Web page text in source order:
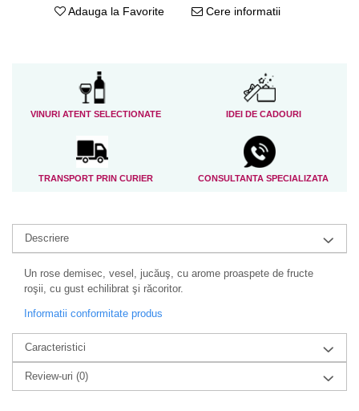
Adauga la Favorite Cere informatii
VINURI ATENT SELECTIONATE IDEI DE CADOURI
TRANSPORT PRIN CURIER CONSULTANTA SPECIALIZATA
Descriere
Un rose demisec, vesel, jucăuş, cu arome proaspete de fructe
roşii, cu gust echilibrat şi răcoritor.
Informatii conformitate produs
Caracteristici
Review-uri (0)